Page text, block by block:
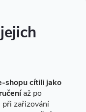
shopu cítili jako
až po
při zařizování